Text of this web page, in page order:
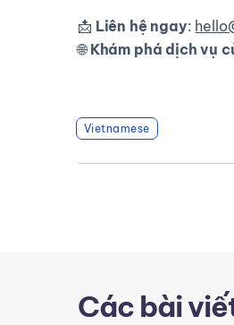
📩 Liên hệ ngay:
🌐 Khám phá dịch vụ
Vietnamese
Các bài